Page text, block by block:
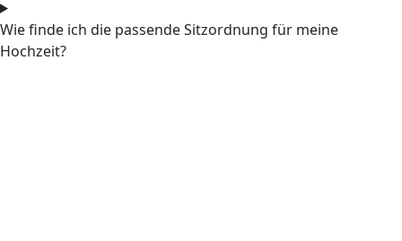
Wie finde ich die passende Sitzordnung für meine
Hochzeit?